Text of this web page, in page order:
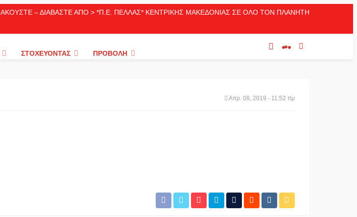
ΑΚΟΥΣΤΕ – ΔΙΑΒΑΣΤΕ ΑΠΟ > *Π.Ε. ΠΕΛΛΑΣ* ΚΕΝΤΡΙΚΗΣ ΜΑΚΕΔΟΝΙΑΣ ΣΕ ΟΛΟ ΤΟΝ ΠΛΑΝΗΤΗ
ΣΤΟΧΕΎΟΝΤΑΣ ΠΡΟΒΟΛΉ
Απρ. 08, 2019 - 11:52 πμ